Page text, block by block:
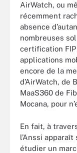
AirWatch, ou
récemment
absence
nombreuses
certification
applications
encore de la
d’AirWatch, de
MaaS360 de
Mocana, pour
En fait, à
l’Anssi
étudier un